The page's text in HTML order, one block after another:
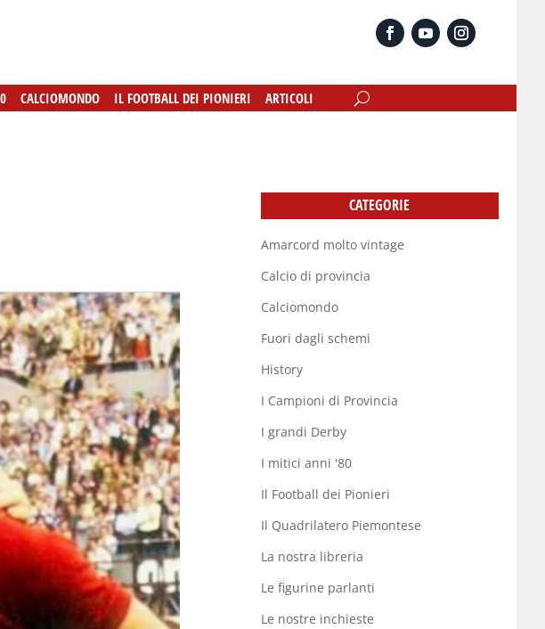
CALCIOMONDO IL FOOTBALL DEI PIONIERI ARTICOLI
CALCIOMONDO IL FOOTBALL DEI PIONIERI ARTICOLI
CATEGORIE
Amarcord molto vintage
Calcio di provincia
Calciomondo
Fuori dagli schemi
History
I Campioni di Provincia
I grandi Derby
I mitici anni '80
Il Football dei Pionieri
Il Quadrilatero Piemontese
La nostra libreria
Le figurine parlanti
Le nostre inchieste